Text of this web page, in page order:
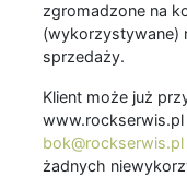
zgromadzone na
(wykorzystywane)
sprzedaży.
Klient może już
www.rockserwis.pl
bok@rockserwis.pl
żadnych